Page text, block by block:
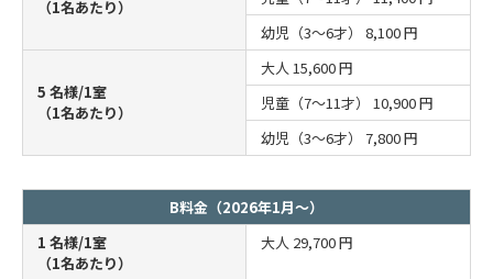
（1名あたり）
幼児（3～6才） 8,100 円
5 名様/1室
（1名あたり）
大人 15,600 円
児童（7～11才） 10,900 円
幼児（3～6才） 7,800 円
B料金（2026年1月～）
1 名様/1室
（1名あたり）
大人 29,700 円